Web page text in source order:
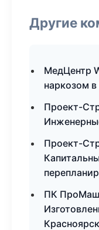
Другие
МедЦентр
наркозом в
Проект-
Проект-
ПК ПроМаш
Красноярск